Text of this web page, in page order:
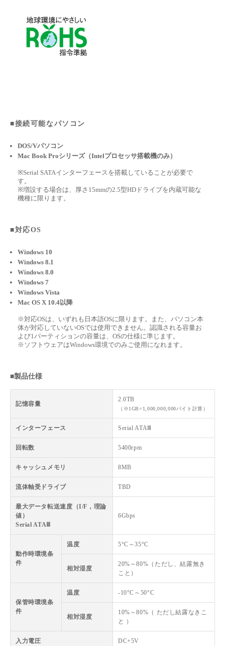
■接続可能なパソコン
DOS/Vパソコン
Mac Book Proシリーズ（Intelプロセッサ搭載機のみ）
※Serial SATAインターフェースを搭載していることが必要で
す。
※増設する場合は、厚さ15mmの2.5型HDドライブを内蔵可能な
機種に限ります。
■対応OS
Windows 10
Windows 8.1
Windows 8.0
Windows 7
Windows Vista
Mac OS X 10.4以降
※対応OSは、いずれも日本語OSに限ります。また、パソコン本
体が対応していないOSでは使用できません。認識される容量お
よび1パーティションの容量は、OSの仕様に準じます。
※ソフトウェアはWindows環境でのみご使用になれます。
■製品仕様
記憶容量
2.0TB
（※1GB=1,000,000,000バイト計算）
インターフェース Serial ATAⅢ
回転数 5400rpm
キャッシュメモリ 8MB
流体軸受ドライブ TBD
最大データ転送速度（I/F，理論
値）
Serial ATAⅢ
6Gbps
動作時環境条
件
温度 5°C～35°C
相対湿度
20%～80%（ただし、結露無き
こと）
保管時環境条
件
温度 -10°C～50°C
相対湿度
10%～80%（ ただし結露なきこ
と ）
入力電圧 DC+5V